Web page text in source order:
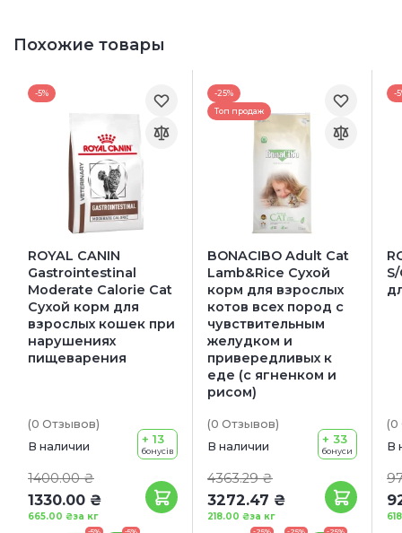
Похожие товары
-5%
ROYAL CANIN
Gastrointestinal
Moderate Calorie Cat
Сухой корм для
взрослых кошек при
нарушениях
пищеварения
(0 Отзывов)
В наличии
1400.00 ₴
1330.00 ₴
за кг
665.00 ₴
+ 13
бонусів
-5% -5%
-25%
Топ продаж
BONACIBO Adult Cat
Lamb&Rice Сухой
корм для взрослых
котов всех пород с
чувствительным
желудком и
привередливых к
еде (с ягненком и
рисом)
(0 Отзывов)
В наличии
4363.29 ₴
3272.47 ₴
за кг
218.00 ₴
+ 33
бонуси
-25% -25% -25%
-
(0
В